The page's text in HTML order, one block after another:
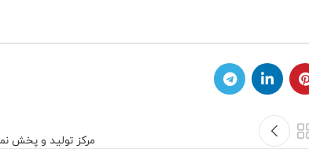
مرکز تولید و پخش